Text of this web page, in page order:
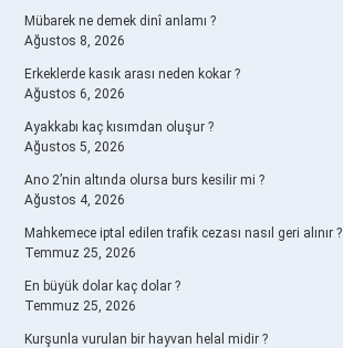
Mübarek ne demek dinî anlamı ?
Ağustos 8, 2026
Erkeklerde kasık arası neden kokar ?
Ağustos 6, 2026
Ayakkabı kaç kısımdan oluşur ?
Ağustos 5, 2026
Ano 2’nin altında olursa burs kesilir mi ?
Ağustos 4, 2026
Mahkemece iptal edilen trafik cezası nasıl geri alınır ?
Temmuz 25, 2026
En büyük dolar kaç dolar ?
Temmuz 25, 2026
Kurşunla vurulan bir hayvan helal midir ?